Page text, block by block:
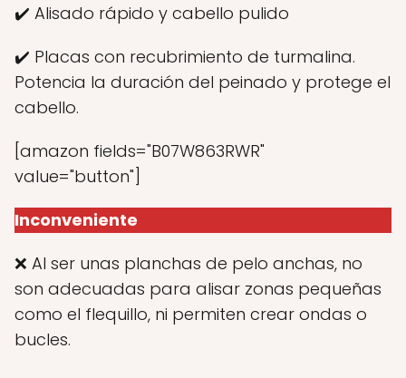
✔️ Alisado rápido y cabello pulido
✔️ Placas con recubrimiento de turmalina.
Potencia la duración del peinado y protege el
cabello.
[amazon fields="B07W863RWR"
value="button"]
Inconveniente
❌ Al ser unas planchas de pelo anchas, no
son adecuadas para alisar zonas pequeñas
como el flequillo, ni permiten crear ondas o
bucles.